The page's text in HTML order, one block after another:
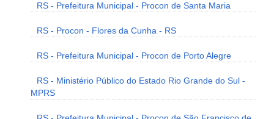
RS - Prefeitura Municipal - Procon de Santa Maria
RS - Procon - Flores da Cunha - RS
RS - Prefeitura Municipal - Procon de Porto Alegre
RS - Ministério Público do Estado Rio Grande do Sul -
MPRS